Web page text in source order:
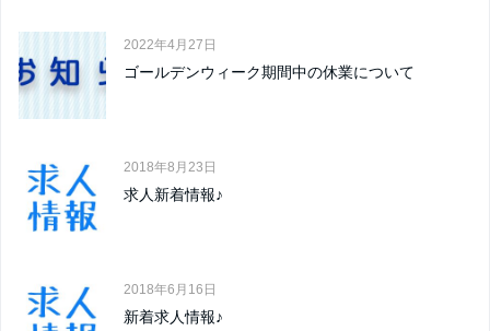
2022年4月27日
ゴールデンウィーク期間中の休業について
2018年8月23日
求人新着情報♪
2018年6月16日
新着求人情報♪